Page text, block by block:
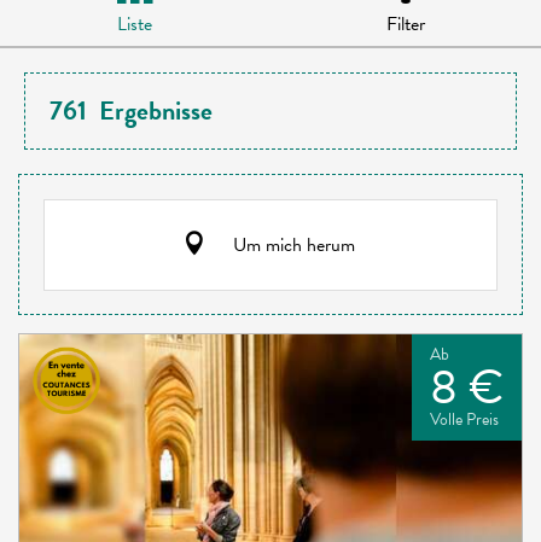
Liste Filter
761 Ergebnisse
Um mich herum
Ab
8 €
Volle Preis